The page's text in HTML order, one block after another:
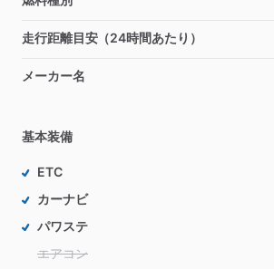
走行距離目安（24時間あたり）
メーカー名
基本装備
ETC
カーナビ
パワステ
エアコン